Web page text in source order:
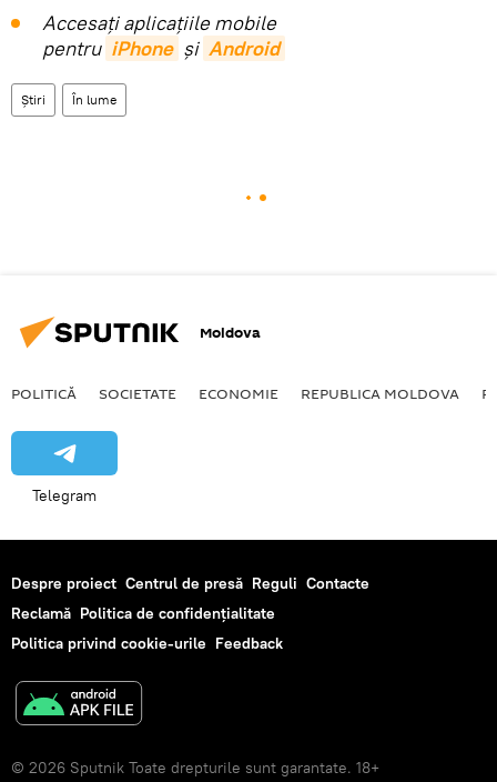
Accesaţi aplicaţiile mobile
pentru iPhone și Android
Știri În lume
Moldova
POLITICĂ SOCIETATE ECONOMIE REPUBLICA MOLDOVA
Telegram
Despre proiect Centrul de presă Reguli Contacte
Reclamă Politica de confidențialitate
Politica privind cookie-urile Feedback
© 2026 Sputnik Toate drepturile sunt garantate. 18+